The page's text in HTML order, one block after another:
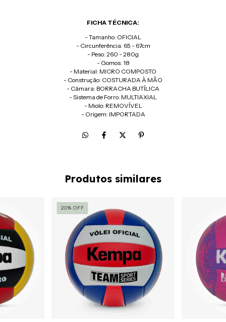
FICHA TÉCNICA:
- Tamanho: OFICIAL
- Circunferência: 65 - 67cm
- Peso: 260 - 280g
- Gomos: 18
- Material: MICRO COMPOSTO
- Construção: COSTURADA À MÃO
- Câmara: BORRACHA BUTÍLICA
- Sistema de Forro: MULTIAXIAL
- Miolo: REMOVÍVEL
- Origem: IMPORTADA
Produtos similares
20% OFF